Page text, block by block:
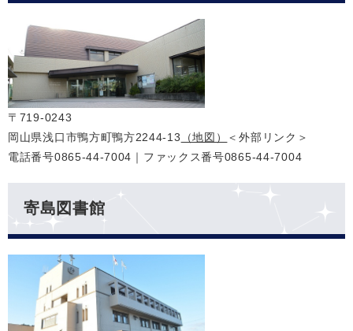
〒719-0243
岡山県浅口市鴨方町鴨方2244-13
（地図）
＜外部リンク＞
電話番号0865-44-7004｜ファックス番号0865-44-7004
寄島図書館​